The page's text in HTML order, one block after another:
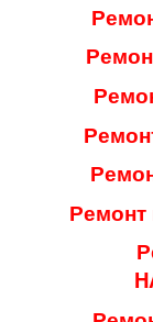
Ремонт